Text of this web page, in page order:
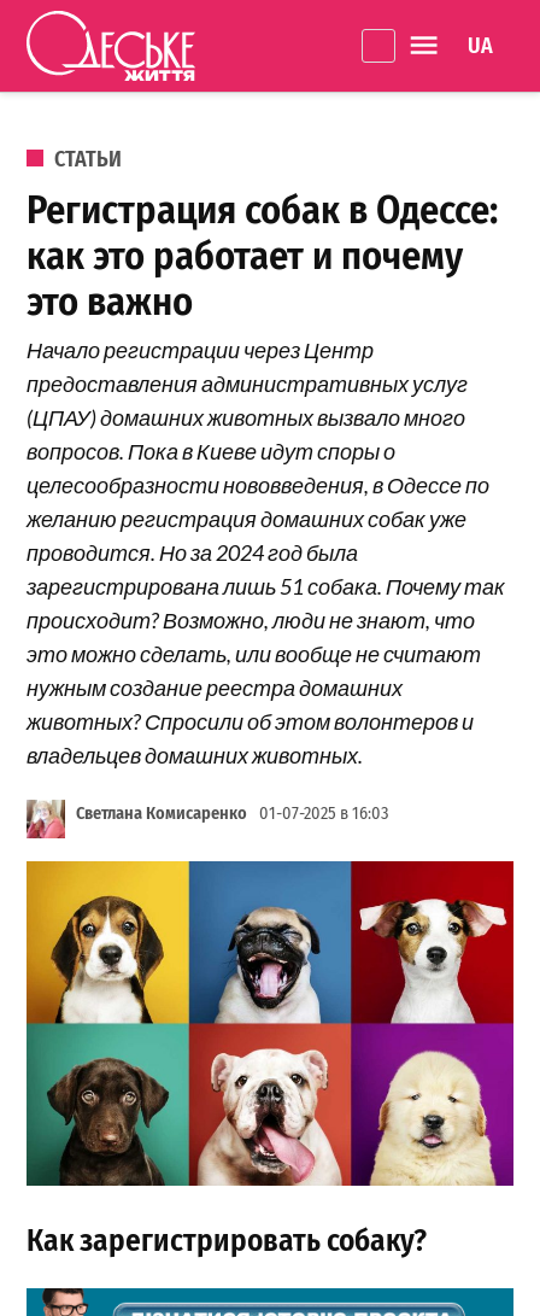
Перейти к содержанию
життя
ОПУБЛИКОВАНО В
СТАТЬИ
Регистрация собак в Одессе:
как это работает и почему
это важно
Начало регистрации через Центр
предоставления административных услуг
(ЦПАУ) домашних животных вызвало много
вопросов. Пока в Киеве идут споры о
целесообразности нововведения, в Одессе по
желанию регистрация домашних собак уже
проводится. Но за 2024 год была
зарегистрирована лишь 51 собака. Почему так
происходит? Возможно, люди не знают, что
это можно сделать, или вообще не считают
нужным создание реестра домашних
животных? Спросили об этом волонтеров и
владельцев домашних животных.
Светлана Комисаренко 01-07-2025 в 16:03
Как зарегистрировать собаку?